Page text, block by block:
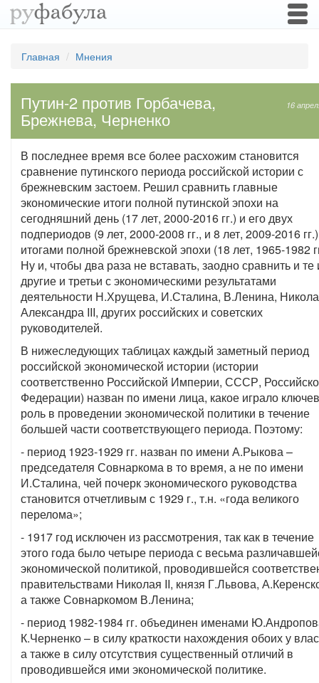
Главная Мнения
16
Путин-2 против Горбачева,
Брежнева, Черненко
В последнее время все более расхожим становится
сравнение путинского периода российской истории с
брежневским застоем. Решил сравнить главные
экономические итоги полной путинской эпохи на
сегодняшний день (17 лет, 2000-2016 гг.) и его двух
подпериодов (9 лет, 2000-2008 гг., и 8 лет, 2009-2016
итогами полной брежневской эпохи (18 лет, 1965-1982
Ну и, чтобы два раза не вставать, заодно сравнить и те
другие и третьи с экономическими результатами
деятельности Н.Хрущева, И.Сталина, В.Ленина,
Александра III, других российских и советских
руководителей.
В нижеследующих таблицах каждый заметный период
российской экономической истории (истории
соответственно Российской Империи, СССР,
Федерации) назван по имени лица, какое играло
роль в проведении экономической политики в течение
большей части соответствующего периода. Поэтому:
- период 1923-1929 гг. назван по имени А.Рыкова –
председателя Совнаркома в то время, а не по имени
И.Сталина, чей почерк экономического руководства
становится отчетливым с 1929 г., т.н. «года великого
перелома»;
- 1917 год исключен из рассмотрения, так как в течение
этого года было четыре периода с весьма
экономической политикой, проводившейся
правительствами Николая II, князя Г.Львова,
а также Совнаркомом В.Ленина;
- период 1982-1984 гг. объединен именами
К.Черненко – в силу краткости нахождения обоих у
а также в силу отсутствия существенный отличий в
проводившейся ими экономической политике.